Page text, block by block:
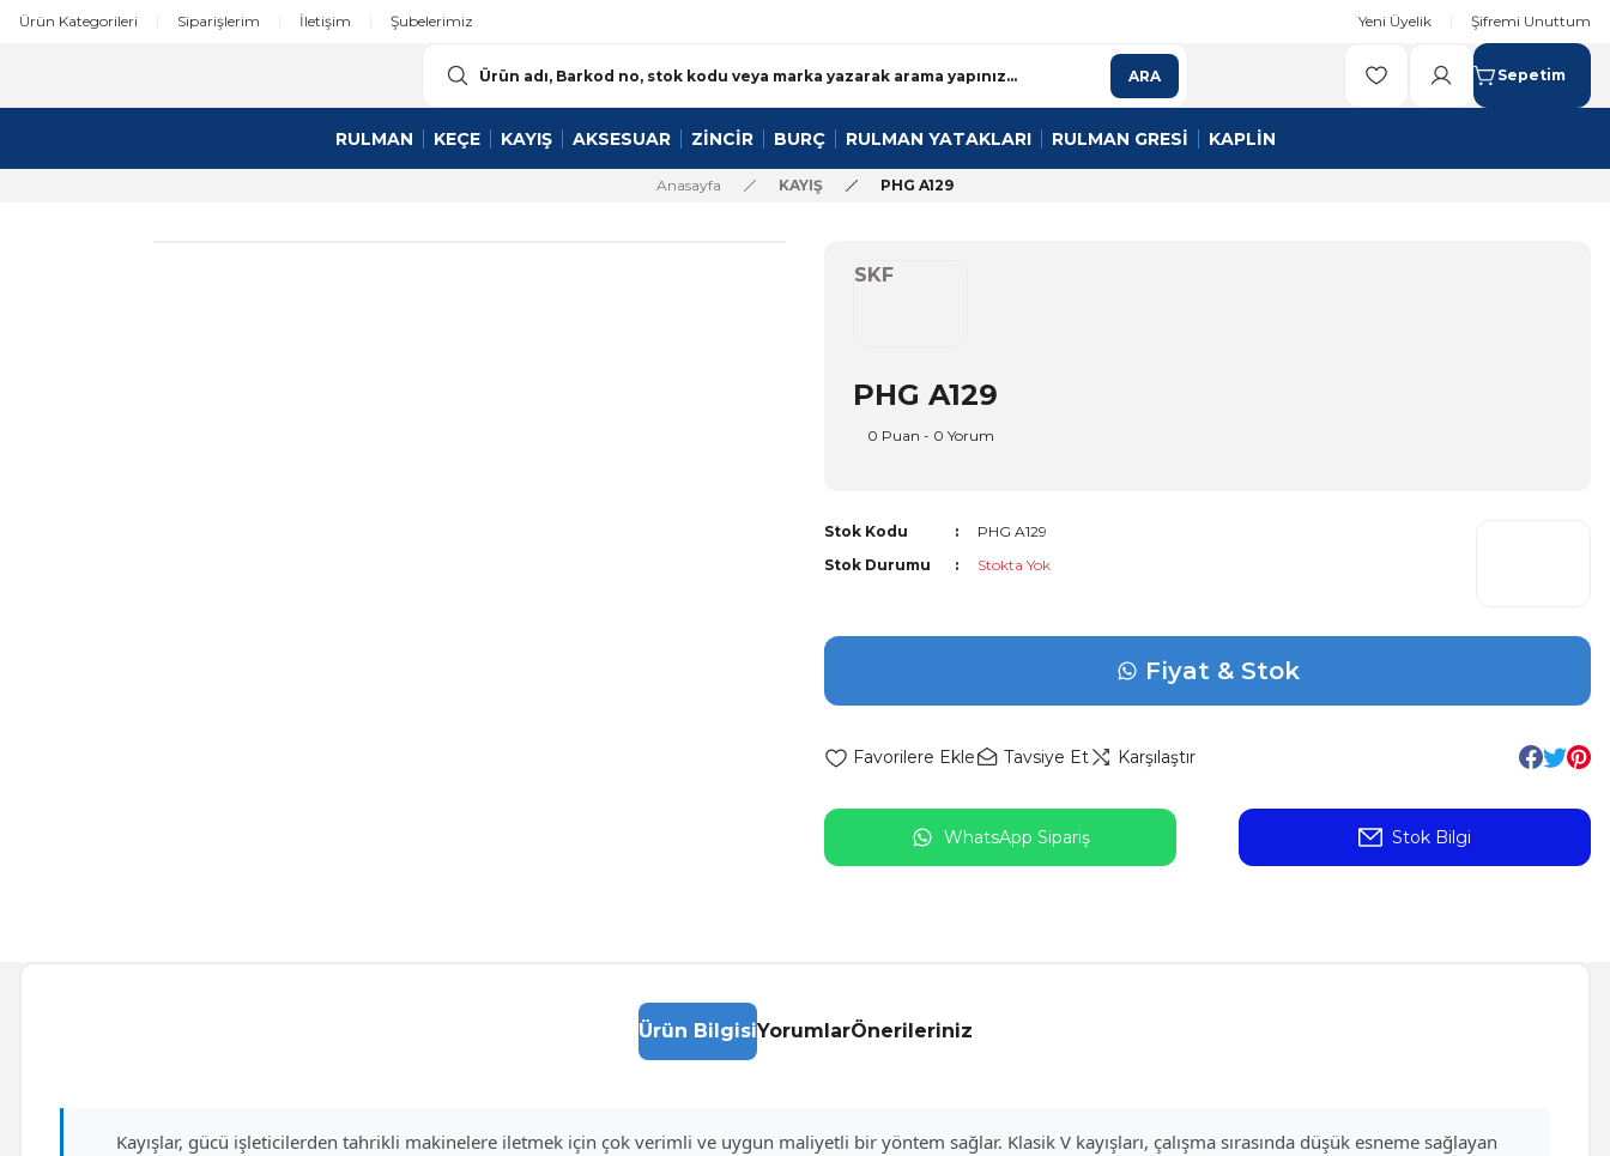
Ürün Kategorileri Siparişlerim İletişim Şubelerimiz Yeni Üyelik Şifremi Unuttum
ARA Sepetim
RULMAN KEÇE KAYIŞ AKSESUAR ZİNCİR BURÇ RULMAN YATAKLARI RULMAN GRESİ KAPLİN
Anasayfa KAYIŞ PHG A129
SKF
PHG A129
0 Puan - 0 Yorum
Stok Kodu
PHG A129
Stok Durumu
Stokta Yok
Fiyat & Stok
Tavsiye Et Karşılaştır
WhatsApp Sipariş Stok Bilgi
Ürün BilgisiYorumlarÖnerileriniz
Kayışlar, gücü işleticilerden tahrikli makinelere iletmek için çok verimli ve uygun maliyetli bir yöntem sağlar. Klasik V kayışları, çalışma sırasında düşük esneme sağlayan